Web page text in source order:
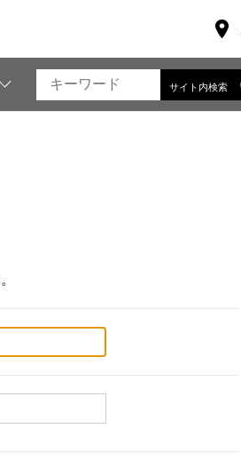
サイト内検索